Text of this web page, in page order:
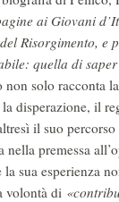
ai Giovani
Risorgimento, e
quella di
solo racconta
disperazione, il
il suo
nella premessa
sua esperienza
volontà di